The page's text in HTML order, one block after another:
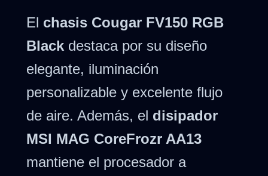
El chasis Cougar FV150 RGB
Black destaca por su diseño
elegante, iluminación
personalizable y excelente flujo
de aire. Además, el disipador
MSI MAG CoreFrozr AA13
mantiene el procesador a